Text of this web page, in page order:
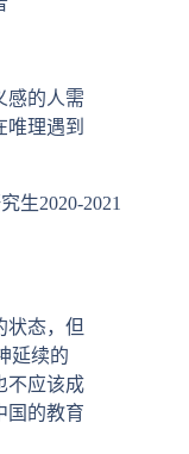
感的人需
理遇到
生2020-2021
状态，但
延续的
不应该成
国的教育